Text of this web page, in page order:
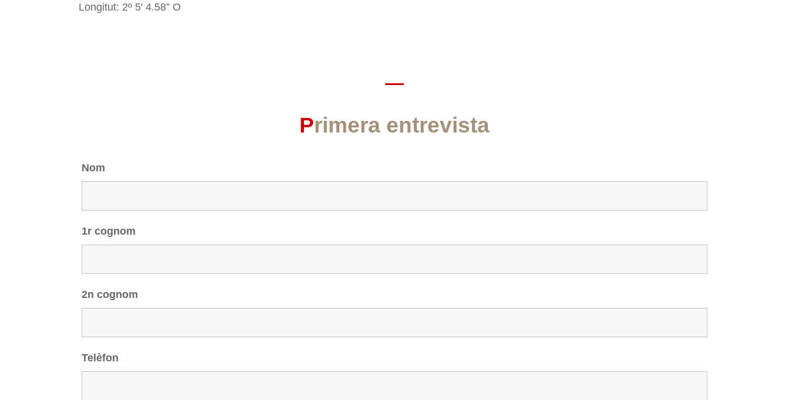
Longitut: 2º 5′ 4.58” O
Primera entrevista
Nom
1r cognom
2n cognom
Telèfon